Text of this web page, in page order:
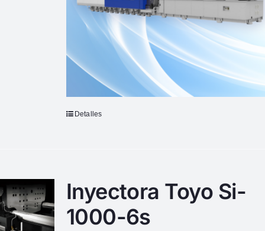
Detalles
Inyectora Toyo Si-
1000-6s